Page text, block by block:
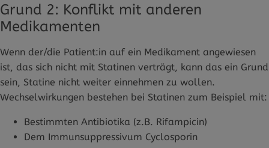
Grund 2: Konflikt mit anderen
Medikamenten
Wenn der/die Patient:in auf ein Medikament angewiesen
ist, das sich nicht mit Statinen verträgt, kann das ein Grund
sein, Statine nicht weiter einnehmen zu wollen.
Wechselwirkungen bestehen bei Statinen zum Beispiel mit:
Bestimmten Antibiotika (z.B. Rifampicin)
Dem Immunsuppressivum Cyclosporin